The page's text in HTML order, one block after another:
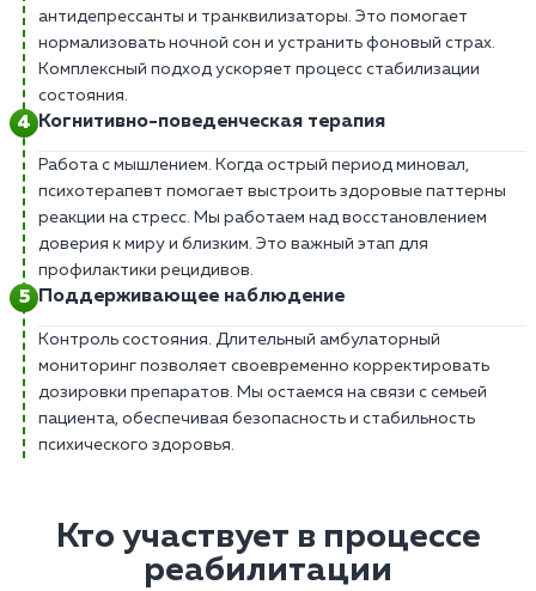
антидепрессанты и транквилизаторы. Это помогает
нормализовать ночной сон и устранить фоновый страх.
Комплексный подход ускоряет процесс стабилизации
состояния.
Когнитивно-поведенческая терапия
Работа с мышлением. Когда острый период миновал,
психотерапевт помогает выстроить здоровые паттерны
реакции на стресс. Мы работаем над восстановлением
доверия к миру и близким. Это важный этап для
профилактики рецидивов.
Поддерживающее наблюдение
Контроль состояния. Длительный амбулаторный
мониторинг позволяет своевременно корректировать
дозировки препаратов. Мы остаемся на связи с семьей
пациента, обеспечивая безопасность и стабильность
психического здоровья.
Кто участвует в процессе
реабилитации